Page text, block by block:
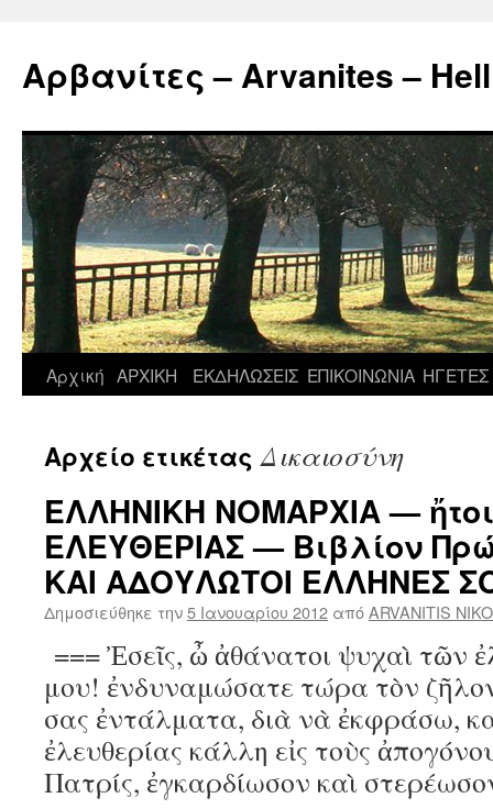
περιεχόμενο
Αρβανίτες – Arvanites –
Αρχική ΑΡΧΙΚΗ ΕΚΔΗΛΩΣΕΙΣ ΕΠΙΚΟΙΝΩΝΙΑ ΗΓΕΤΕΣ
Αρχείο ετικέτας Δικαιοσύνη
ΕΛΛΗΝΙΚΗ ΝΟΜΑΡΧΙΑ —
ΕΛΕΥΘΕΡΙΑΣ — Βιβλίον
ΚΑΙ ΑΔΟΥΛΩΤΟΙ ΕΛΛΗΝΕΣ
Δημοσιεύθηκε την5 Ιανουαρίου 2012 απόARVANITIS
=== Ἐσεῖς, ὦ ἀθάνατοι ψυχαὶ τῶν
μου! ἐνδυναμώσατε τώρα τὸν
σας ἐντάλματα, διὰ νὰ ἐκφράσω,
ἐλευθερίας κάλλη εἰς τοὺς
Πατρίς, ἐγκαρδίωσον καὶ